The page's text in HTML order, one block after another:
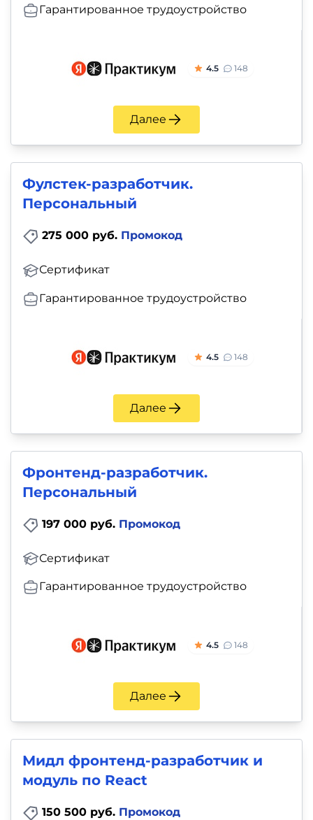
Гарантированное трудоустройство
4.5 148
Далее
Фулстек-разработчик.
Персональный
275 000 руб. Промокод
Сертификат
Гарантированное трудоустройство
4.5 148
Далее
Фронтенд-разработчик.
Персональный
197 000 руб. Промокод
Сертификат
Гарантированное трудоустройство
4.5 148
Далее
Мидл фронтенд-разработчик и
модуль по React
150 500 руб. Промокод